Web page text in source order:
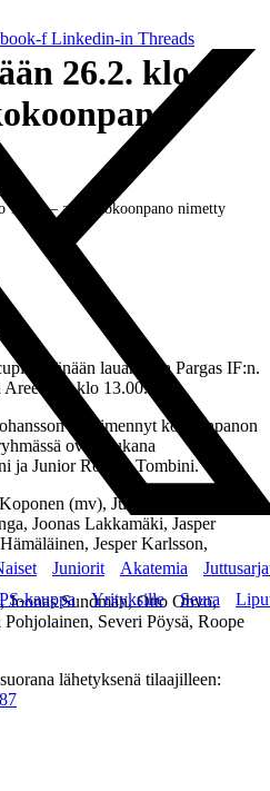
f Linkedin-in Threads
Juniorit Akatemia
kauppa
Yrityksille Seura
26.2. klo
13.00 – avauskokoonpano nimetty
tänään lauantaina Pargas IF:n.
klo 13.00.
on nimennyt kokoonpanon
ovat mukana
ja Junior Roman Tombini.
(mv), Juri Kinnunen,
Joonas Lakkamäki, Jasper
Jesper Karlsson,
Sundman, Otto Ohvo,
Severi Pöysä, Roope
lähetyksenä tilaajilleen: